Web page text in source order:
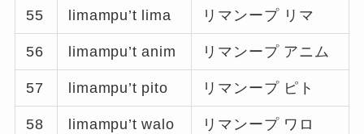
55 limampu’t lima リマンープ リマ
56 limampu’t anim リマンープ アニム
57 limampu’t pito リマンープ ピト
58 limampu’t walo リマンープ ワロ